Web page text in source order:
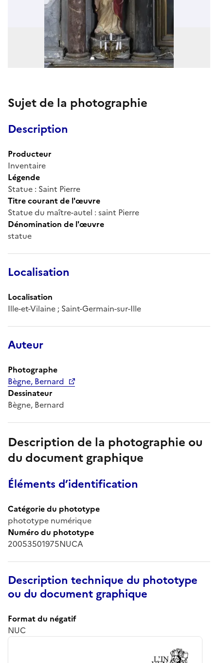
Sujet de la photographie
Description
Producteur
Inventaire
Légende
Statue : Saint Pierre
Titre courant de l'œuvre
Statue du maître-autel : saint Pierre
Dénomination de l'œuvre
statue
Localisation
Localisation
Ille-et-Vilaine ; Saint-Germain-sur-Ille
Auteur
Photographe
Bègne, Bernard
Dessinateur
Bègne, Bernard
Description de la photographie ou
du document graphique
Éléments d’identification
Catégorie du phototype
phototype numérique
Numéro du phototype
20053501975NUCA
Description technique du phototype
ou du document graphique
Format du négatif
NUC